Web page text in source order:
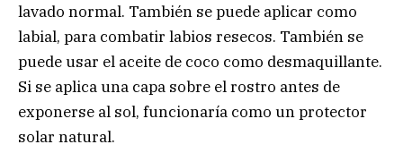
lavado normal. También se puede aplicar como
labial, para combatir labios resecos. También se
puede usar el aceite de coco como desmaquillante.
Si se aplica una capa sobre el rostro antes de
exponerse al sol, funcionaría como un protector
solar natural.